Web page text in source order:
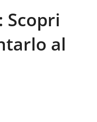
Scopri
al